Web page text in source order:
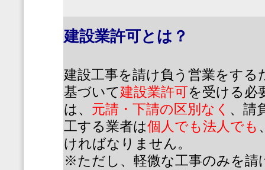
建設業許可とは？
建設工事を請け負う営業をする
基づいて建設業許可を受ける必
は、 元請・下請の区別なく 、請
工する業者は個人でも法人でも
ければなりません。
※ただし、軽微な工事のみを請